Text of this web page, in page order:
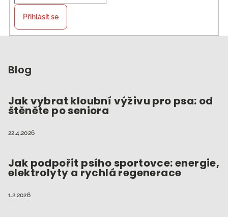
Přihlásit se
Blog
Jak vybrat kloubní výživu pro psa: od
štěněte po seniora
22.4.2026
Jak podpořit psího sportovce: energie,
elektrolyty a rychlá regenerace
1.2.2026